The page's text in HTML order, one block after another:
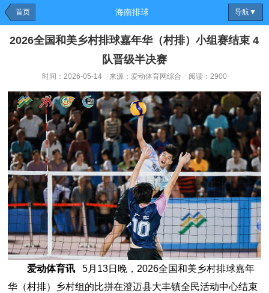
首页 导航▼
海南排球
2026全国和美乡村排球嘉年华（村排）小组赛结束 4
队晋级半决赛
时间：2026-05-14 来源：爱动体育网综合 阅读：2900
爱动体育讯 5月13日晚，2026全国和美乡村排球嘉年
华（村排）乡村组的比拼在澄迈县大丰镇全民活动中心结束